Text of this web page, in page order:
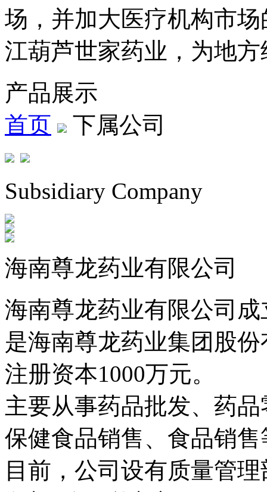
场，并加大医疗机构市
江葫芦世家药业，为地
产品展示
首页
下属公司
Subsidiary Company
海南尊龙药业有限公司
海南尊龙药业有限公司成
是海南尊龙药业集团股
注册资本1000万元。
主要从事药品批发、药
保健食品销售、食品销
目前，公司设有质量管